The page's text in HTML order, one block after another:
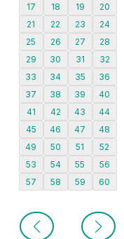
17
18 19
20
21
22 23
24
25
26 27
28
29
30 31
32
33
34 35
36
37
38 39
40
41
42 43
44
45
46 47
48
49
50 51
52
53
54 55
56
57
58 59 60